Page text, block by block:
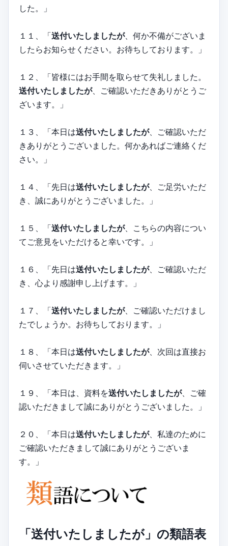
した。」
１１、「送付いたしましたが、何か不備がございま
したらお知らせください。お待ちしております。」
１２、「皆様にはお手間を取らせて失礼しました。
送付いたしましたが、ご確認いただきありがとうご
ざいます。」
１３、「本日は送付いたしましたが、ご確認いただ
きありがとうございました。何かあればご連絡くだ
さい。」
１４、「先日は送付いたしましたが、ご足労いただ
き、誠にありがとうございました。」
１５、「送付いたしましたが、こちらの内容につい
てご意見をいただけると幸いです。」
１６、「先日は送付いたしましたが、ご確認いただ
き、心より感謝申し上げます。」
１７、「送付いたしましたが、ご確認いただけまし
たでしょうか。お待ちしております。」
１８、「本日は送付いたしましたが、次回は直接お
伺いさせていただきます。」
１９、「本日は、資料を送付いたしましたが、ご確
認いただきまして誠にありがとうございました。」
２０、「本日は送付いたしましたが、私達のために
ご確認いただきまして誠にありがとうございま
す。」
「送付いたしましたが」の類語表